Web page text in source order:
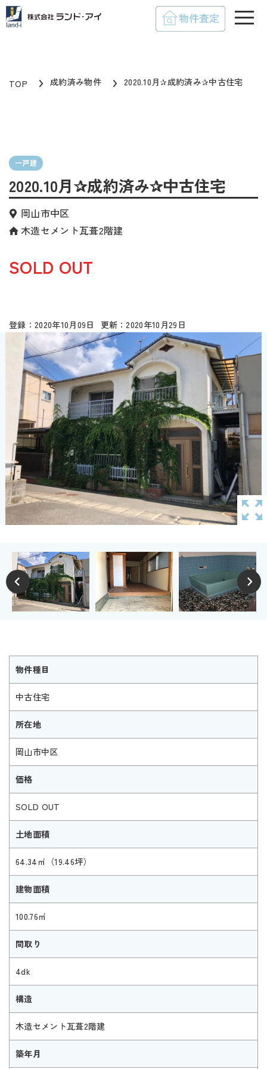
TOP 成約済み物件 2020.10月✰成約済み✰中古住宅
一戸建
2020.10月✰成約済み✰中古住宅
岡山市中区
木造セメント瓦葺2階建
SOLD OUT
2020年10月09日 2020年10月29日
物件種目
中古住宅
所在地
岡山市中区
価格
SOLD OUT
土地面積
64.34㎡（19.46坪）
建物面積
100.76㎡
間取り
4dk
構造
木造セメント瓦葺2階建
築年月